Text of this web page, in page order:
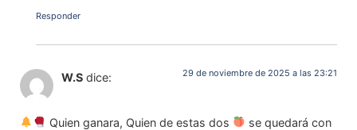
Responder
W.S dice: 29 de noviembre de 2025 a las 23:21
Quien ganara, Quien de estas dos
se quedará con